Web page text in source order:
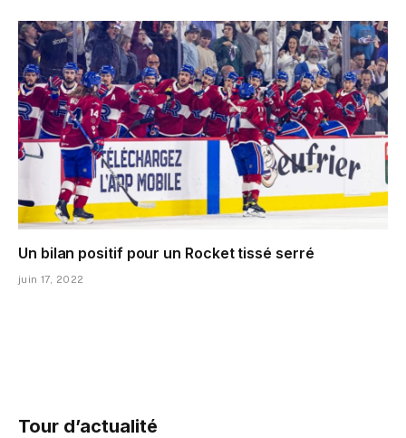
Un bilan positif pour un Rocket tissé serré
juin 17, 2022
Tour d’actualité